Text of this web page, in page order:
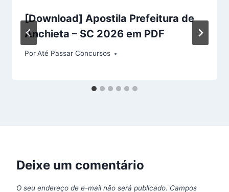
[Download] Apostila Prefeitura de
Anchieta – SC 2026 em PDF
PorAté Passar Concursos
Deixe um comentário
O seu endereço de e-mail não será publicado. Campos